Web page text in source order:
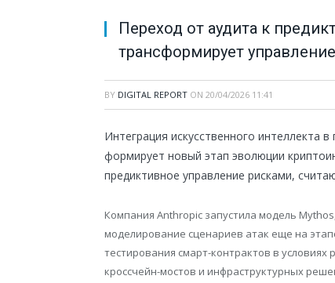
Переход от аудита к
трансформирует
BY DIGITAL REPORT ON 20/04/2026 11:41
Интеграция искусственного интеллекта
формирует новый этап эволюции
предиктивное управление рисками,
Компания Anthropic запустила модель
моделирование сценариев атак еще на
тестирования смарт-контрактов в условиях
кроссчейн-мостов и инфраструктурных